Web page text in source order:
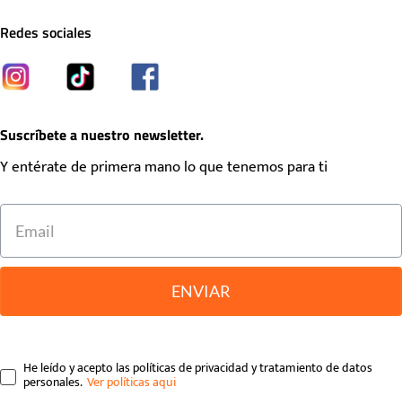
Redes sociales
Suscríbete a nuestro newsletter.
Y entérate de primera mano lo que tenemos para ti
ENVIAR
He leído y acepto las políticas de privacidad y tratamiento de datos
personales.